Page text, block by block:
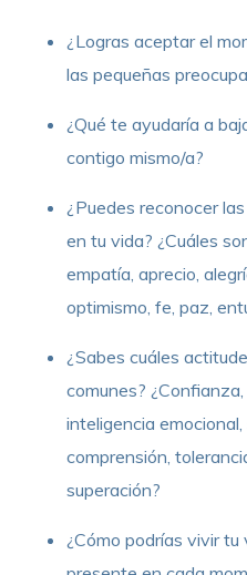
¿Logras aceptar el
las pequeñas
¿Qué te ayudaría a
contigo mismo/a?
¿Puedes reconocer
en tu vida? ¿Cuáles
empatía, aprecio,
optimismo, fe, paz,
¿Sabes cuáles
comunes?
inteligencia emocional,
comprensión,
superación?
¿Cómo podrías vivir